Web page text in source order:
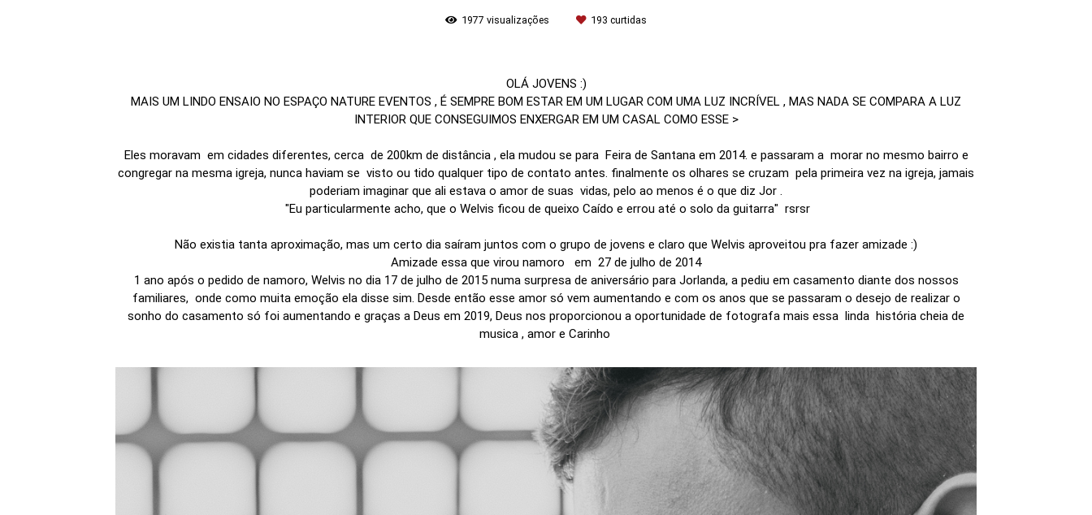
1977 visualizações 193 curtidas
OLÁ JOVENS :)
MAIS UM LINDO ENSAIO NO ESPAÇO NATURE EVENTOS , É SEMPRE BOM ESTAR EM UM LUGAR COM UMA LUZ INCRÍVEL , MAS NADA SE COMPARA A LUZ
INTERIOR QUE CONSEGUIMOS ENXERGAR EM UM CASAL COMO ESSE >
Eles moravam em cidades diferentes, cerca de 200km de distância , ela mudou se para Feira de Santana em 2014. e passaram a morar no mesmo bairro e
congregar na mesma igreja, nunca haviam se visto ou tido qualquer tipo de contato antes. finalmente os olhares se cruzam pela primeira vez na igreja, jamais
poderiam imaginar que ali estava o amor de suas vidas, pelo ao menos é o que diz Jor .
"Eu particularmente acho, que o Welvis ficou de queixo Caído e errou até o solo da guitarra" rsrsr
Não existia tanta aproximação, mas um certo dia saíram juntos com o grupo de jovens e claro que Welvis aproveitou pra fazer amizade :)
Amizade essa que virou namoro em 27 de julho de 2014
1 ano após o pedido de namoro, Welvis no dia 17 de julho de 2015 numa surpresa de aniversário para Jorlanda, a pediu em casamento diante dos nossos
familiares, onde como muita emoção ela disse sim. Desde então esse amor só vem aumentando e com os anos que se passaram o desejo de realizar o
sonho do casamento só foi aumentando e graças a Deus em 2019, Deus nos proporcionou a oportunidade de fotografa mais essa linda história cheia de
musica , amor e Carinho